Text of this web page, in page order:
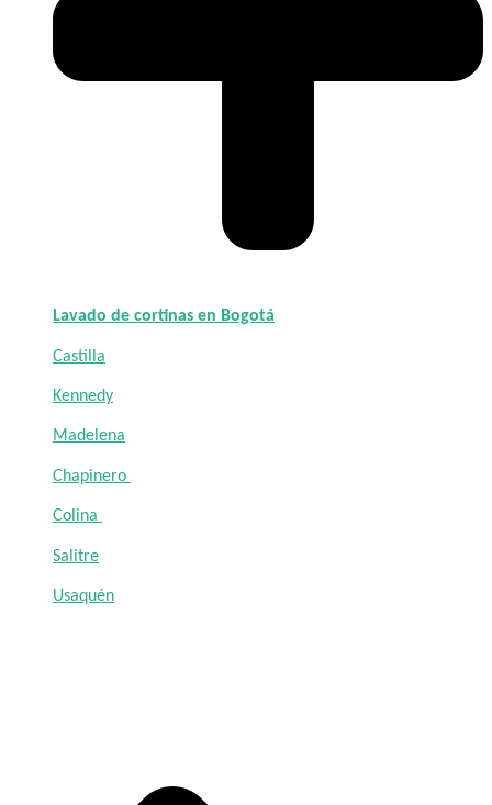
Lavado de cortinas en Bogotá
Castilla
Kennedy
Madelena
Chapinero
Colina
Salitre
Usaquén